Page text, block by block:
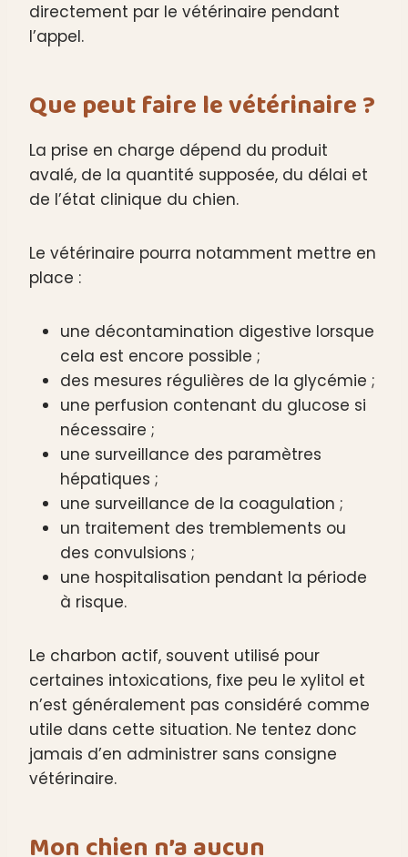
directement par le vétérinaire pendant
l’appel.
Que peut faire le vétérinaire ?
La prise en charge dépend du produit
avalé, de la quantité supposée, du délai et
de l’état clinique du chien.
Le vétérinaire pourra notamment mettre en
place :
une décontamination digestive lorsque
cela est encore possible ;
des mesures régulières de la glycémie ;
une perfusion contenant du glucose si
nécessaire ;
une surveillance des paramètres
hépatiques ;
une surveillance de la coagulation ;
un traitement des tremblements ou
des convulsions ;
une hospitalisation pendant la période
à risque.
Le charbon actif, souvent utilisé pour
certaines intoxications, fixe peu le xylitol et
n’est généralement pas considéré comme
utile dans cette situation. Ne tentez donc
jamais d’en administrer sans consigne
vétérinaire.
Mon chien n’a aucun